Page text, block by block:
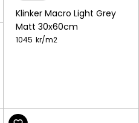
Klinker Macro Light Grey
Matt 30x60cm
1045 kr/m2